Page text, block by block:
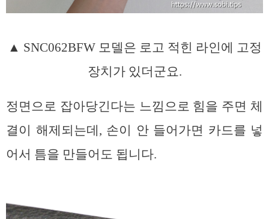
▲ SNC062BFW 모델은 로고 적힌 라인에 고정
장치가 있더군요.
정면으로 잡아당긴다는 느낌으로 힘을 주면 체
결이 해제되는데, 손이 안 들어가면 카드를 넣
어서 틈을 만들어도 됩니다.